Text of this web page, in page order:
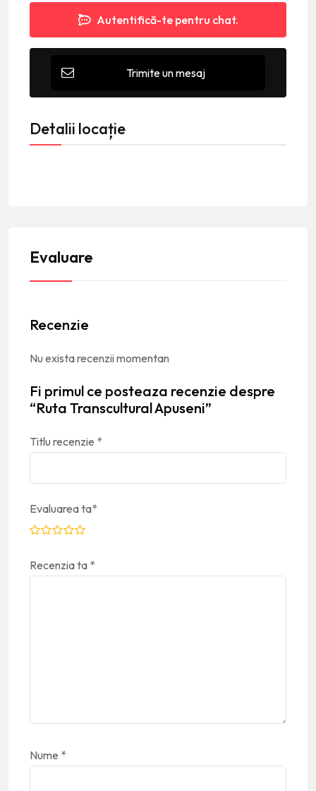
Autentifică-te pentru chat.
Trimite un mesaj
Detalii locație
Evaluare
Recenzie
Nu exista recenzii momentan
Fi primul ce posteaza recenzie despre
“Ruta Transcultural Apuseni”
Titlu recenzie *
Evaluarea ta*
Recenzia ta *
Nume *